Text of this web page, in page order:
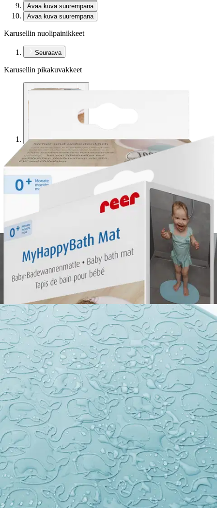
Avaa kuva suurempana
Avaa kuva suurempana
Karusellin nuolipainikkeet
Seuraava
Karusellin pikakuvakkeet